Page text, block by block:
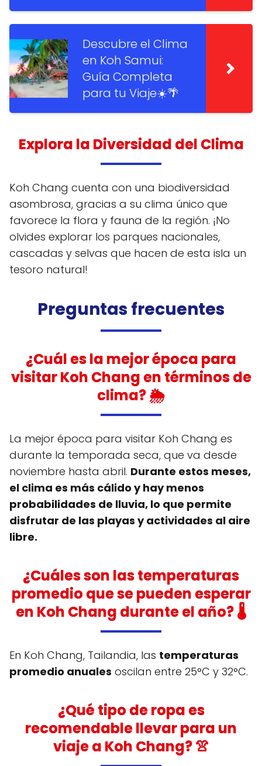
Descubre el Clima
en Koh Samui:
Guía Completa
para tu Viaje☀️🌴
Explora la Diversidad del Clima
Koh Chang cuenta con una biodiversidad
asombrosa, gracias a su clima único que
favorece la flora y fauna de la región. ¡No
olvides explorar los parques nacionales,
cascadas y selvas que hacen de esta isla un
tesoro natural!
Preguntas frecuentes
¿Cuál es la mejor época para
visitar Koh Chang en términos de
clima? 🌦️
La mejor época para visitar Koh Chang es
durante la temporada seca, que va desde
noviembre hasta abril. Durante estos meses,
el clima es más cálido y hay menos
probabilidades de lluvia, lo que permite
disfrutar de las playas y actividades al aire
libre.
¿Cuáles son las temperaturas
promedio que se pueden esperar
en Koh Chang durante el año? 🌡️
En Koh Chang, Tailandia, las temperaturas
promedio anuales oscilan entre 25°C y 32°C.
¿Qué tipo de ropa es
recomendable llevar para un
viaje a Koh Chang? 👚